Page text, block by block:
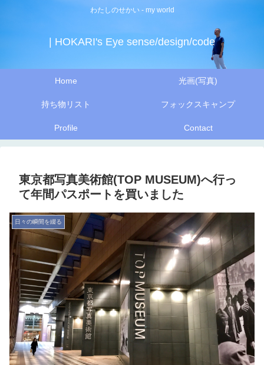
わたしのせかい - my world
| HOKARI's Eye sense/design/code
Home 光画(写真)
持ち物リスト フォックスキャンプ
Profile Contact
東京都写真美術館(TOP MUSEUM)へ行っ
て年間パスポートを買いました
日々の瞬間を綴る